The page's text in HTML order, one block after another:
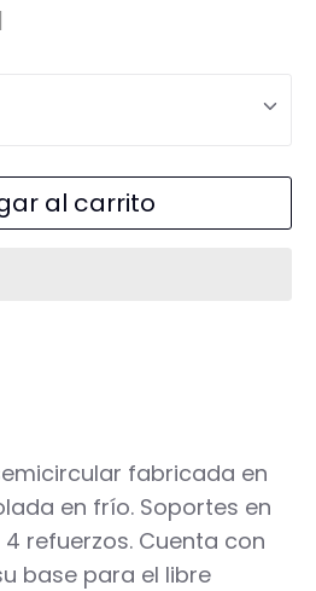
al carrito
fabricada en
en frío. Soportes en
refuerzos. Cuenta con
base para el libre